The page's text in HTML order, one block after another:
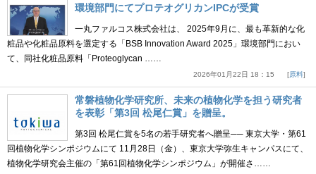
環境部門にてプロテオグリカンIPCが受賞
一丸ファルコス株式会社は、 2025年9月に、最も革新的な化
粧品や化粧品原料を選定する「BSB Innovation Award 2025」環境部門におい
て、同社化粧品原料「Proteoglycan ……
2026年01月22日 18：15 原料
常磐植物化学研究所、未来の植物化学を担う研究者
を表彰「第3回 松尾仁賞」を贈呈。
第3回 松尾仁賞を5名の若手研究者へ贈呈── 東京大学・第61
回植物化学シンポジウムにて 11月28日（金）、東京大学弥生キャンパスにて、
植物化学研究会主催の「第61回植物化学シンポジウム」が開催さ……